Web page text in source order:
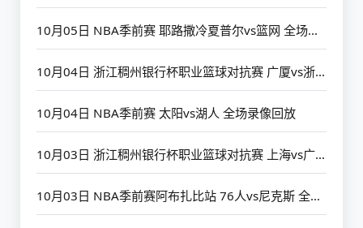
10月05日 NBA季前赛 耶路撒冷夏普尔vs篮网 全场录像回放
10月04日 浙江稠州银行杯职业篮球对抗赛 广厦vs浙江 全场录像回放
10月04日 NBA季前赛 太阳vs湖人 全场录像回放
10月03日 浙江稠州银行杯职业篮球对抗赛 上海vs广厦 全场录像回放
10月03日 NBA季前赛阿布扎比站 76人vs尼克斯 全场录像回放